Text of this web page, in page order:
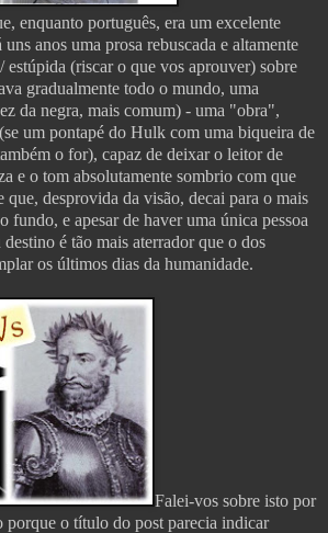
enquanto português, era um excelente
anos uma prosa rebuscada e altamente
estúpida (riscar o que vos aprouver) sobre
gradualmente todo o mundo, uma
da negra, mais comum) - uma "obra",
um pontapé do Hulk com uma biqueira de
o for), capaz de deixar o leitor de
e o tom absolutamente sombrio com que
que, desprovida da visão, decai para o mais
fundo, e apesar de haver uma única pessoa
é tão mais aterrador que o dos
os últimos dias da humanidade.
Falei-vos sobre isto por
porque o título do post parecia indicar